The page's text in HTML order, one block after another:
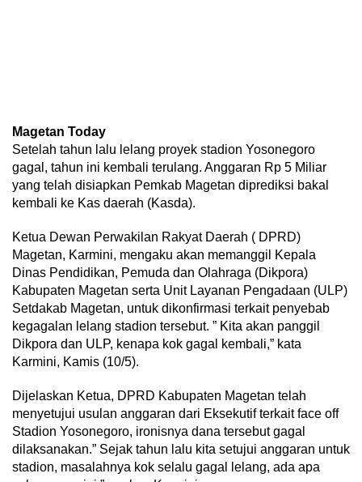
Magetan Today
Setelah tahun lalu lelang proyek stadion Yosonegoro
gagal, tahun ini kembali terulang. Anggaran Rp 5 Miliar
yang telah disiapkan Pemkab Magetan diprediksi bakal
kembali ke Kas daerah (Kasda).
Ketua Dewan Perwakilan Rakyat Daerah ( DPRD)
Magetan, Karmini, mengaku akan memanggil Kepala
Dinas Pendidikan, Pemuda dan Olahraga (Dikpora)
Kabupaten Magetan serta Unit Layanan Pengadaan (ULP)
Setdakab Magetan, untuk dikonfirmasi terkait penyebab
kegagalan lelang stadion tersebut. ” Kita akan panggil
Dikpora dan ULP, kenapa kok gagal kembali,” kata
Karmini, Kamis (10/5).
Dijelaskan Ketua, DPRD Kabupaten Magetan telah
menyetujui usulan anggaran dari Eksekutif terkait face off
Stadion Yosonegoro, ironisnya dana tersebut gagal
dilaksanakan.” Sejak tahun lalu kita setujui anggaran untuk
stadion, masalahnya kok selalu gagal lelang, ada apa